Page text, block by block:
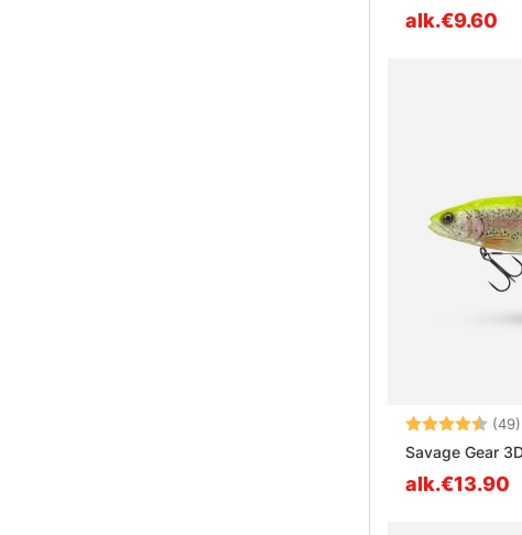
alk.€9.60
Arvio: (49)
Savage Gear
alk.€13.90